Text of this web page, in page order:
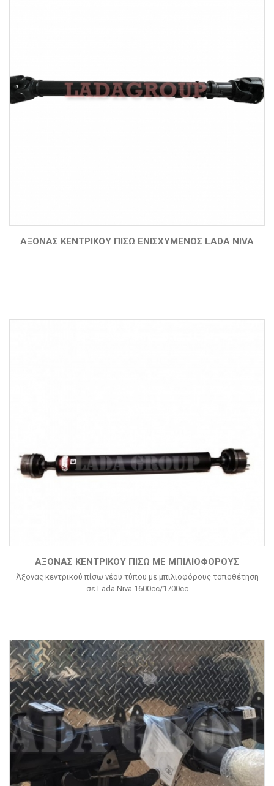
ΑΞΟΝΑΣ ΚΕΝΤΡΙΚΟΥ ΠΙΣΩ ΕΝΙΣΧΥΜΕΝΟΣ LADA NIVA
ΆΞΟΝΑΣ ΚΕΝΤΡΙΚΟΎ ΠΊΣΩ ΜΕ ΜΠΙΛΙΟΦΌΡΟΥΣ
Άξονας κεντρικού πίσω νέου τύπου με μπιλιοφόρους τοποθέτηση
σε Lada Niva 1600cc/1700cc